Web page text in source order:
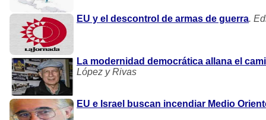
EU y el descontrol de armas de guerra.
La modernidad democrática allana el
López y Rivas
EU e Israel buscan incendiar Medio